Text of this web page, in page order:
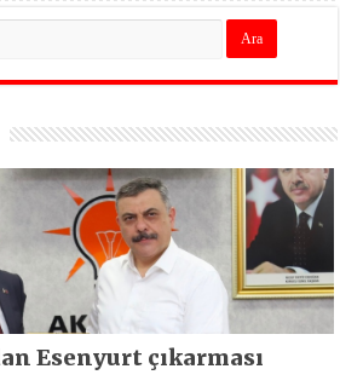
Esenyurt çıkarması